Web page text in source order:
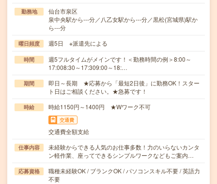
勤務地
仙台市泉区
泉中央駅から---分／八乙女駅から---分／黒松(宮城県)駅か
ら---分
曜日頻度 週5日 ※派遣先による
時間
週5フルタイムがメインです！＜勤務時間の例＞8:00～
17:008:30～17:309:00～18:…
期間
即日～長期 ★応募から「最短2日後」に勤務OK！スター
ト日はご相談ください。★急募です！
時給 時給1150円～1400円 ★Wワーク不可
交通費
交通費全額支給
仕事内容
未経験からできる人気のお仕事多数！力のいらないカンタ
ン軽作業、座ってできるシンプルワークなどもご案内…
応募資格
職種未経験OK / ブランクOK / パソコンスキル不要 / 英語力
不要